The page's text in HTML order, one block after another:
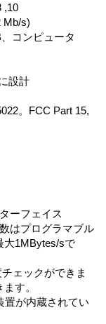
,10
s)
コンピュータ
設計
。FCC Part 15,
ーフェイス
はプログラマブル
大1MBytes/sで
ェックができま
す。
置が内蔵されてい